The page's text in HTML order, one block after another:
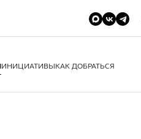
ИНИЦИАТИВЫ КАК ДОБРАТЬСЯ